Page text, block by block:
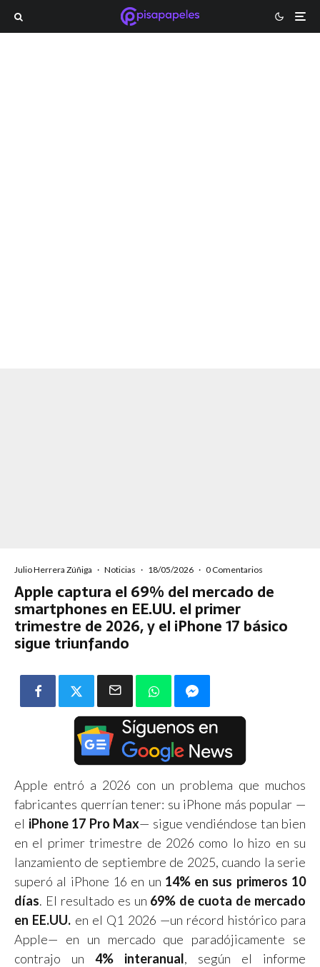
Julio Herrera Zúñiga · Noticias · 18/05/2026 · 0 Comentarios
Apple captura el 69% del mercado de
smartphones en EE.UU. el primer
trimestre de 2026, y el iPhone 17 básico
sigue triunfando
Apple entró a 2026 con un problema que muchos
fabricantes querrían tener: su iPhone más popular —
el iPhone 17 Pro Max— sigue vendiéndose tan bien
en el primer trimestre de 2026 como lo hizo en su
lanzamiento de septiembre de 2025, cuando la serie
superó al iPhone 16 en un 14% en sus primeros 10
días. El resultado es un 69% de cuota de mercado
en EE.UU. en el Q1 2026 —un récord histórico para
Apple— en un mercado que paradójicamente se
contrajo un 4% interanual, según el informe